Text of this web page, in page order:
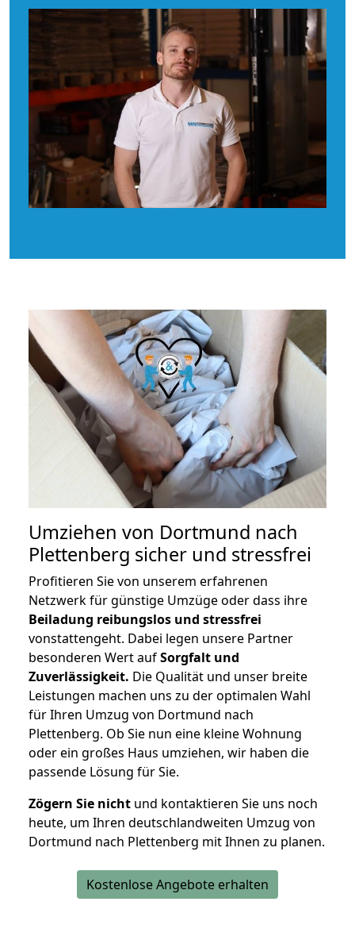
Umziehen von Dortmund nach
Plettenberg sicher und stressfrei
Profitieren Sie von unserem erfahrenen
Netzwerk für günstige Umzüge oder dass ihre
Beiladung reibungslos und stressfrei
vonstattengeht. Dabei legen unsere Partner
besonderen Wert aufSorgfalt und
Zuverlässigkeit. Die Qualität und unser breite
Leistungen machen uns zu der optimalen Wahl
für Ihren Umzug von Dortmund nach
Plettenberg. Ob Sie nun eine kleine Wohnung
oder ein großes Haus umziehen, wir haben die
passende Lösung für Sie.
Zögern Sie nicht und kontaktieren Sie uns noch
heute, um Ihren deutschlandweiten Umzug von
Dortmund nach Plettenberg mit Ihnen zu planen.
Kostenlose Angebote erhalten